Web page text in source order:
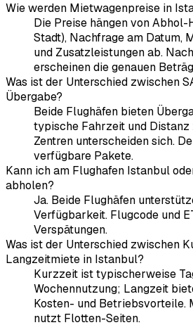
Wie werden Mietwagenpreise in
Die Preise hängen von Abhol-
Stadt), Nachfrage am Datum,
und Zusatzleistungen ab.
erscheinen die genauen
Was ist der Unterschied zwischen
Übergabe?
Beide Flughäfen bieten
typische Fahrzeit und Distanz
Zentren unterscheiden sich.
verfügbare Pakete.
Kann ich am Flughafen Istanbul
abholen?
Ja. Beide Flughäfen
Verfügbarkeit. Flugcode und
Verspätungen.
Was ist der Unterschied zwischen
Langzeitmiete in Istanbul?
Kurzzeit ist typischerweise
Wochennutzung; Langzeit
Kosten- und Betriebsvorteile.
nutzt Flotten-Seiten.